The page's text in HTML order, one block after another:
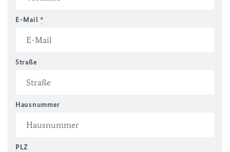
E-Mail *
Straße
Hausnummer
PLZ